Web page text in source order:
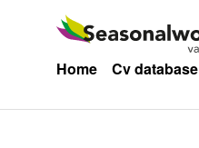
Home Cv database